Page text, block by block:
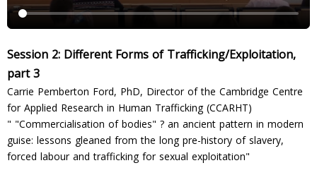
Session 2: Different Forms of Trafficking/Exploitation,
part 3
Carrie Pemberton Ford, PhD, Director of the Cambridge Centre
for Applied Research in Human Trafficking (CCARHT)
" "Commercialisation of bodies" ? an ancient pattern in modern
guise: lessons gleaned from the long pre-history of slavery,
forced labour and trafficking for sexual exploitation"